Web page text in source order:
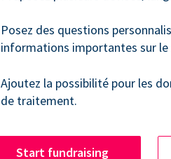
Posez des questions
informations importantes sur le
Ajoutez la possibilité pour les
de traitement.
Start fundraising